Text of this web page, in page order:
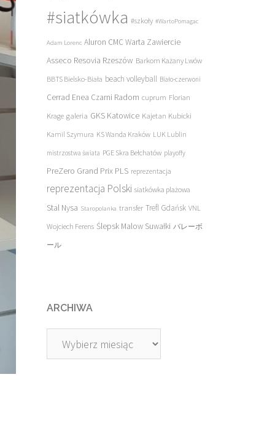
#siatkówka #szkoły #WartoPomagac
Adam Lorenc Aluron CMC Warta Zawiercie
Asseco Resovia Rzeszów Barkom Każany Lwów
BBTS Bielsko-Biała beach volleyball Biało-czerwoni
Cerrad Enea Czarni Radom cuprum Florian
Krage galeria GKS Katowice Kajetan Kubicki
Kamil Szymura KS Wanda Kraków LUK Lublin
mistrzostwa świata PGE Skra Bełchatów playoffy
PreZero Grand Prix PLS reprezentacja
reprezentacja Polski siatkówka plażowa
Stal Nysa Staropolanka transfer Trefl Gdańsk VNL
Wojciech Ferens Ślepsk Malow Suwałki バレーボ
ール
ARCHIWA
Archiwa